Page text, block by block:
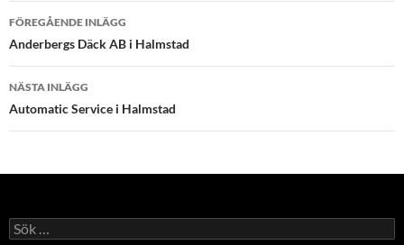
Inläggsnavigering
FÖREGÅENDE INLÄGG
Anderbergs Däck AB i Halmstad
NÄSTA INLÄGG
Automatic Service i Halmstad
Sök
efter: